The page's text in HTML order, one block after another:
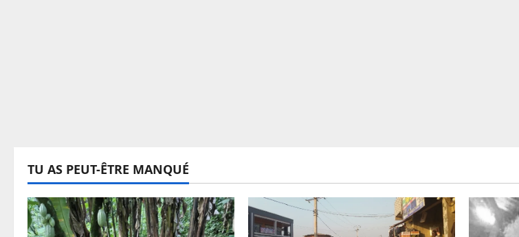
TU AS PEUT-ÊTRE MANQUÉ